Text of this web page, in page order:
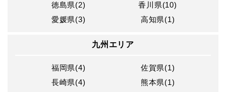
徳島県(2)
香川県(10)
愛媛県(3)
高知県(1)
九州エリア
福岡県(4)
佐賀県(1)
長崎県(4)
熊本県(1)